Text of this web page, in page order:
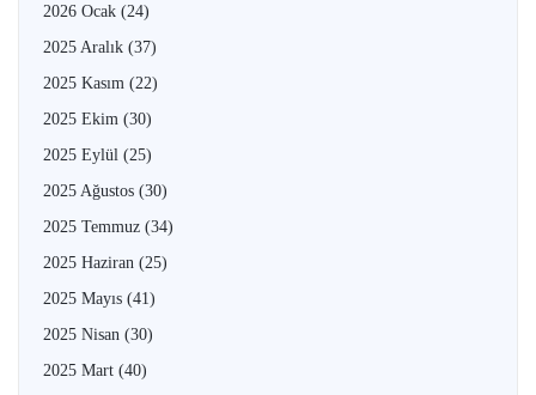
2026 Ocak (24)
2025 Aralık (37)
2025 Kasım (22)
2025 Ekim (30)
2025 Eylül (25)
2025 Ağustos (30)
2025 Temmuz (34)
2025 Haziran (25)
2025 Mayıs (41)
2025 Nisan (30)
2025 Mart (40)